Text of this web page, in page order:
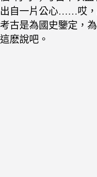
出自一片公心……哎，
考古是為國史鑒定，
這麽說吧。